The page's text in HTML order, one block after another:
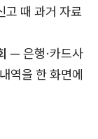
고 때 과거 자료
— 은행·카드사
역을 한 화면에